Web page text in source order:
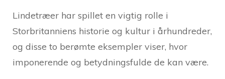
Lindetræer har spillet en vigtig rolle i
Storbritanniens historie og kultur i århundreder,
og disse to berømte eksempler viser, hvor
imponerende og betydningsfulde de kan være.